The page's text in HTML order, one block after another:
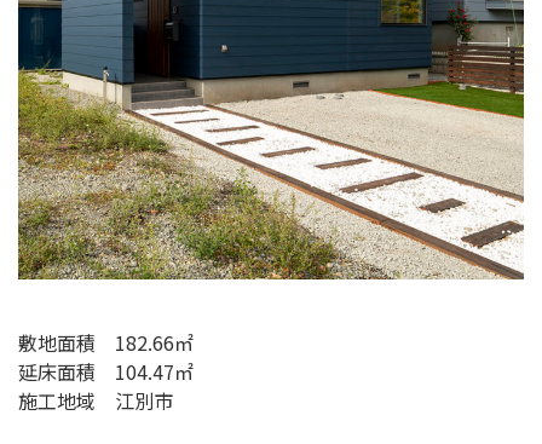
敷地面積 182.66㎡
延床面積 104.47㎡
施工地域 江別市